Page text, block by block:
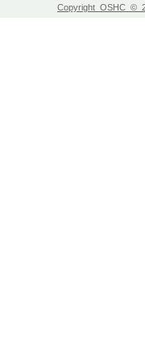
Copyright OSHC ©